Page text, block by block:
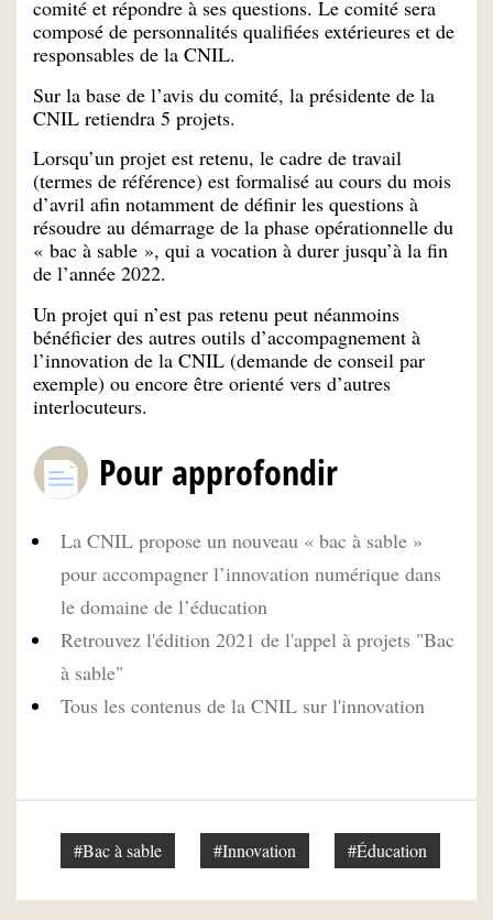
comité et répondre à ses questions. Le comité sera
composé de personnalités qualifiées extérieures et de
responsables de la CNIL.
Sur la base de l’avis du comité, la présidente de la
CNIL retiendra 5 projets.
Lorsqu’un projet est retenu, le cadre de travail
(termes de référence) est formalisé au cours du mois
d’avril afin notamment de définir les questions à
résoudre au démarrage de la phase opérationnelle du
« bac à sable », qui a vocation à durer jusqu’à la fin
de l’année 2022.
Un projet qui n’est pas retenu peut néanmoins
bénéficier des autres outils d’accompagnement à
l’innovation de la CNIL (demande de conseil par
exemple) ou encore être orienté vers d’autres
interlocuteurs.
Pour approfondir
La CNIL propose un nouveau « bac à sable »
pour accompagner l’innovation numérique dans
le domaine de l’éducation
Retrouvez l'édition 2021 de l'appel à projets "Bac
à sable"
Tous les contenus de la CNIL sur l'innovation
#Bac à sable #Innovation #Éducation